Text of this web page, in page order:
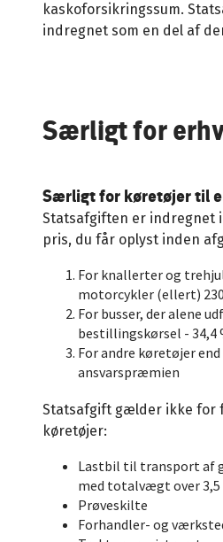
kaskoforsikringssum.
indregnet som en del af
Særligt for
Særligt for køretøjer til
Statsafgiften er indregnet
pris, du får oplyst inden
For knallerter og
motorcykler (ellert)
For busser, der alene
bestillingskørsel - 34,4
For andre køretøjer
ansvarspræmien
Statsafgift gælder ikke for
køretøjer:
Lastbil til transport af
med totalvægt over 3,5
Prøveskilte
Forhandler- og